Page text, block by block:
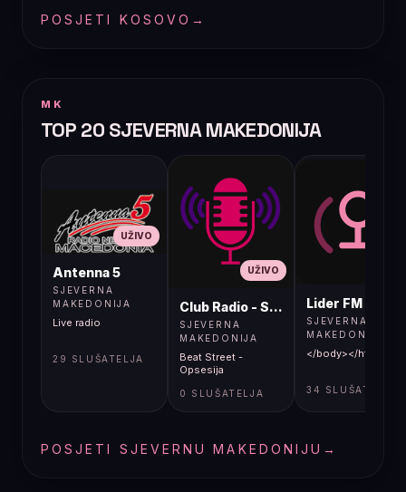
POSJETI KOSOVO →
MK
TOP 20 SJEVERNA MAKEDONIJA
UŽIVO
Antenna 5
SJEVERNA
MAKEDONIJA
Live radio
29 SLUŠATELJA
UŽIVO
Club Radio - Skopje, Mcedonia
SJEVERNA
MAKEDONIJA
Beat Street -
Opsesija
0 SLUŠATELJA
Lider FM 107,4
SJEVERNA
MAKEDONIJA
</body></html>
34 SLUŠATELJA
POSJETI SJEVERNU MAKEDONIJU →